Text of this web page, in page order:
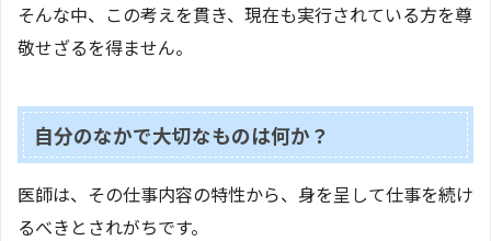
そんな中、この考えを貫き、現在も実行されている方を尊
敬せざるを得ません。
自分のなかで大切なものは何か？
医師は、その仕事内容の特性から、身を呈して仕事を続け
るべきとされがちです。